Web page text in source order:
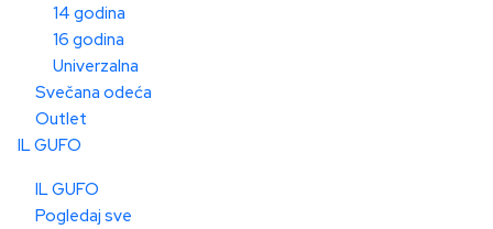
14 godina
16 godina
Univerzalna
Svečana odeća
Outlet
IL GUFO
IL GUFO
Pogledaj sve